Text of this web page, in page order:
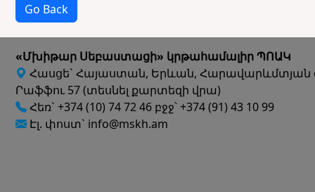
Go Back
«Մխիթար Սեբաստացի» կրթահամալիր ՊՈԱԿ
Հասցե` Հայաստան, Երևան, Հարավարևմտյան
Րաֆֆու 57 (տեսնել քարտեզի վրա)
Հեռ` +374 (10) 74 72 46 բջջ՝ +374 (91) 43 10 99
Էլ. փոստ` info@mskh.am